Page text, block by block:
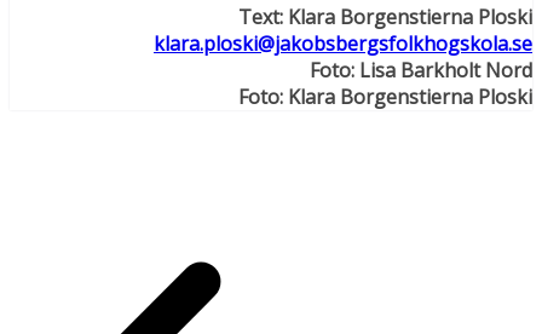
Text: Klara Borgenstierna Ploski
klara.ploski@jakobsbergsfolkhogskola.se
Foto: Lisa Barkholt Nord
Foto: Klara Borgenstierna Ploski